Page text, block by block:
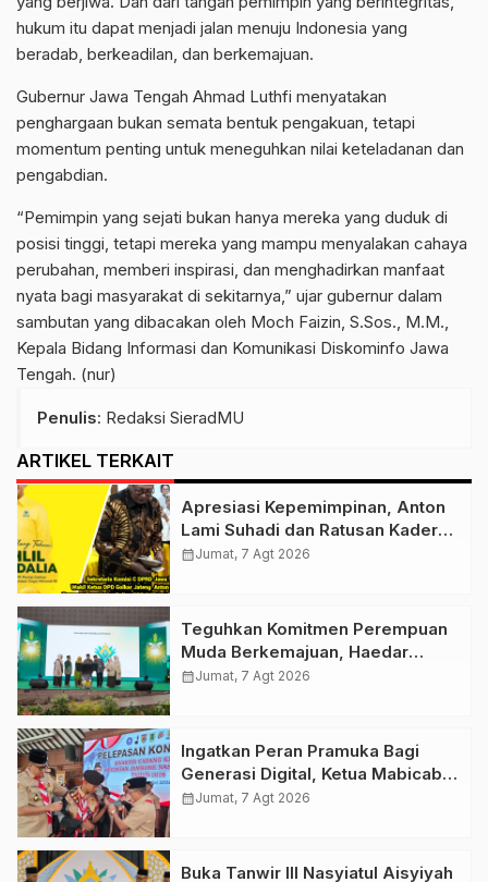
hukum itu dapat menjadi jalan menuju Indonesia yang
beradab, berkeadilan, dan berkemajuan.
Gubernur Jawa Tengah Ahmad Luthfi menyatakan
penghargaan bukan semata bentuk pengakuan, tetapi
momentum penting untuk meneguhkan nilai keteladanan dan
pengabdian.
“Pemimpin yang sejati bukan hanya mereka yang duduk di
posisi tinggi, tetapi mereka yang mampu menyalakan cahaya
perubahan, memberi inspirasi, dan menghadirkan manfaat
nyata bagi masyarakat di sekitarnya,” ujar gubernur dalam
sambutan yang dibacakan oleh Moch Faizin, S.Sos., M.M.,
Kepala Bidang Informasi dan Komunikasi Diskominfo Jawa
Tengah. (nur)
Penulis: Redaksi SieradMU
ARTIKEL TERKAIT
Apresiasi Kepemimpinan, Anton
Lami Suhadi dan Ratusan Kader
Golkar Klaten Ikut Rayakan Ultah
calendar_monthJumat, 7 Agt 2026
Teguhkan Komitmen Perempuan
Muda Berkemajuan, Haedar
Nashir Buka Muktamar ke-15
calendar_monthJumat, 7 Agt 2026
Ingatkan Peran Pramuka Bagi
Generasi Digital, Ketua Mabicab
Gerakan Pramuka Klaten Lepas
calendar_monthJumat, 7 Agt 2026
Buka Tanwir III Nasyiatul Aisyiyah